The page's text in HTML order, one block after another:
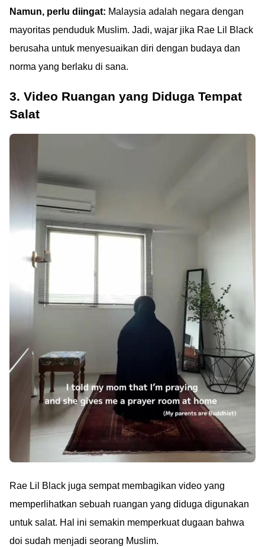
Namun, perlu diingat: Malaysia adalah negara dengan
mayoritas penduduk Muslim. Jadi, wajar jika Rae Lil Black
berusaha untuk menyesuaikan diri dengan budaya dan
norma yang berlaku di sana.
3. Video Ruangan yang Diduga Tempat
Salat
Rae Lil Black juga sempat membagikan video yang
memperlihatkan sebuah ruangan yang diduga digunakan
untuk salat. Hal ini semakin memperkuat dugaan bahwa
doi sudah menjadi seorang Muslim.